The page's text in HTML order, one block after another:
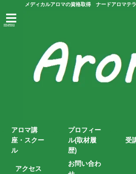
メディカルアロマの資格取得 ナードアロマテ
menu
アロマ講
座・スクー
ル
プロフィー
ル(取材履
歴)
受
アクセス
お問い合わ